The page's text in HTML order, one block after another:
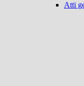
Atti